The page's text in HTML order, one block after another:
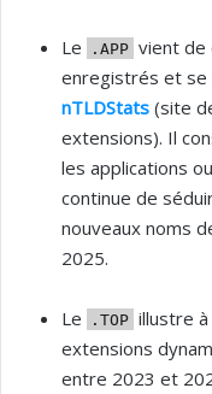
Le .APP vient de
enregistrés et se
nTLDStats (site
extensions). Il
les applications
continue de
nouveaux noms
2025.
Le .TOP illustre
extensions
entre 2023 et